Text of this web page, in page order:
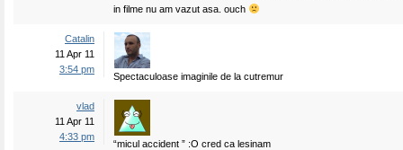
in filme nu am vazut asa. ouch
Catalin
11 Apr 11
3:54 pm
Spectaculoase imaginile de la cutremur
vlad
11 Apr 11
4:33 pm
“micul accident ” :O cred ca lesinam